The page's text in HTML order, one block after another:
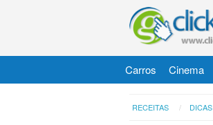
Carros Cinema
RECEITAS